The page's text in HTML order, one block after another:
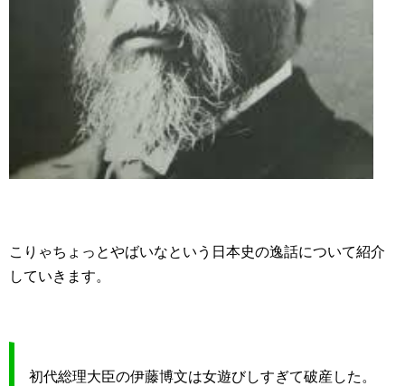
こりゃちょっとやばいなという日本史の逸話について紹介
していきます。
初代総理大臣の伊藤博文は女遊びしすぎて破産した。